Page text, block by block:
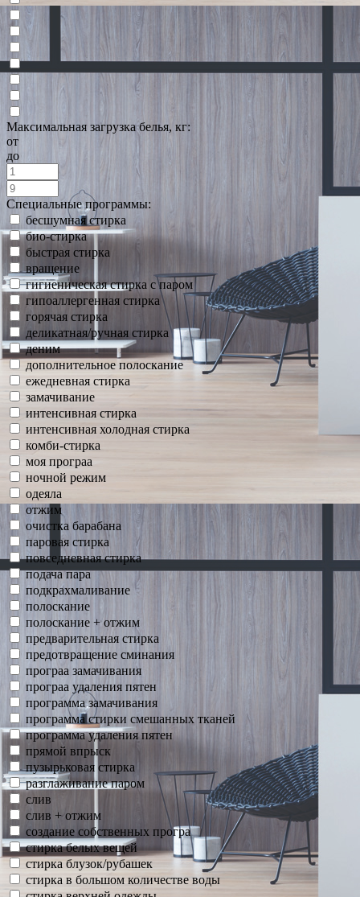
Максимальная загрузка белья, кг:
от
до
Специальные программы:
бесшумная стирка
био-стирка
быстрая стирка
вращение
гигиеническая стирка с паром
гипоаллергенная стирка
горячая стирка
деликатная/ручная стирка
деним
дополнительное полоскание
ежедневная стирка
замачивание
интенсивная стирка
интенсивная холодная стирка
комби-стирка
моя програа
ночной режим
одеяла
отжим
очистка барабана
паровая стирка
повседневная стирка
подача пара
подкрахмаливание
полоскание
полоскание + отжим
предварительная стирка
предотвращение сминания
програа замачивания
програа удаления пятен
программа замачивания
программа стирки смешанных тканей
программа удаления пятен
прямой впрыск
пузырьковая стирка
разглаживание паром
слив
слив + отжим
создание собственных програ
стирка белых вещей
стирка блузок/рубашек
стирка в большом количестве воды